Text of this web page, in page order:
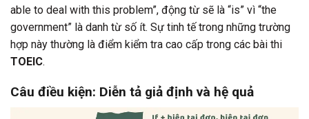
able to deal with this problem”, động từ sẽ là “is” vì “the
government” là danh từ số ít. Sự tinh tế trong những trường
hợp này thường là điểm kiểm tra cao cấp trong các bài thi
TOEIC.
Câu điều kiện: Diễn tả giả định và hệ quả